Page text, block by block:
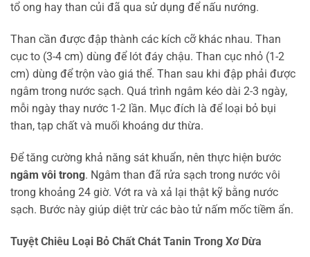
tổ ong hay than củi đã qua sử dụng để nấu nướng.
Than cần được đập thành các kích cỡ khác nhau. Than
cục to (3-4 cm) dùng để lót đáy chậu. Than cục nhỏ (1-2
cm) dùng để trộn vào giá thể. Than sau khi đập phải được
ngâm trong nước sạch. Quá trình ngâm kéo dài 2-3 ngày,
mỗi ngày thay nước 1-2 lần. Mục đích là để loại bỏ bụi
than, tạp chất và muối khoáng dư thừa.
Để tăng cường khả năng sát khuẩn, nên thực hiện bước
ngâm vôi trong. Ngâm than đã rửa sạch trong nước vôi
trong khoảng 24 giờ. Vớt ra và xả lại thật kỹ bằng nước
sạch. Bước này giúp diệt trừ các bào tử nấm mốc tiềm ẩn.
Tuyệt Chiêu Loại Bỏ Chất Chát Tanin Trong Xơ Dừa